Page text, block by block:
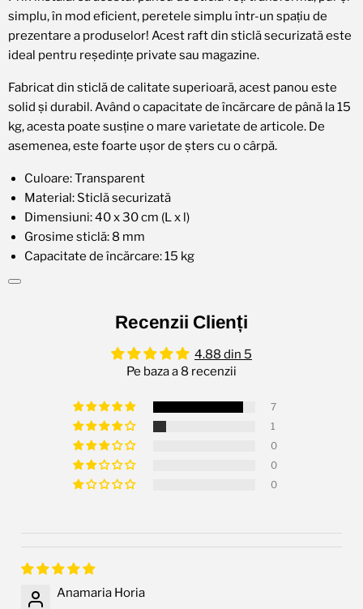
simplu, în mod eficient, peretele simplu într-un spațiu de
prezentare a produselor! Acest raft din sticlă securizată este
ideal pentru reședințe private sau magazine.
Fabricat din sticlă de calitate superioară, acest panou este
solid și durabil. Având o capacitate de încărcare de până la 15
kg, acesta poate susține o mare varietate de articole. De
asemenea, este foarte ușor de șters cu o cârpă.
Culoare: Transparent
Material: Sticlă securizată
Dimensiuni: 40 x 30 cm (L x l)
Grosime sticlă: 8 mm
Capacitate de încărcare: 15 kg
Recenzii Clienți
4.88 din 5
Pe baza a 8 recenzii
7
1
0
0
0
Anamaria Horia